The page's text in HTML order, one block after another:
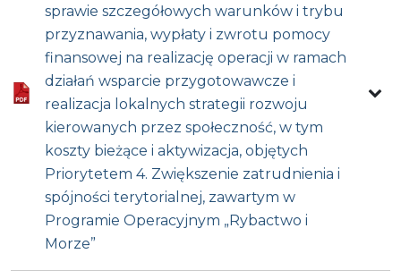
sprawie szczegółowych warunków i trybu
przyznawania, wypłaty i zwrotu pomocy
finansowej na realizację operacji w ramach
działań wsparcie przygotowawcze i
realizacja lokalnych strategii rozwoju
kierowanych przez społeczność, w tym
koszty bieżące i aktywizacja, objętych
Priorytetem 4. Zwiększenie zatrudnienia i
spójności terytorialnej, zawartym w
Programie Operacyjnym „Rybactwo i
Morze”